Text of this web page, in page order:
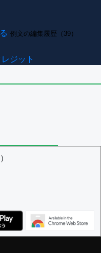
例文の編集履歴（39）
レジット